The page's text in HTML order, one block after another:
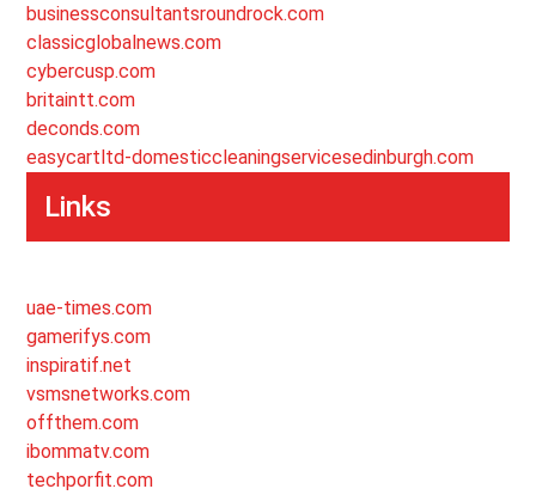
businessconsultantsroundrock.com
classicglobalnews.com
cybercusp.com
britaintt.com
deconds.com
easycartltd-domesticcleaningservicesedinburgh.com
Links
uae-times.com
gamerifys.com
inspiratif.net
vsmsnetworks.com
offthem.com
ibommatv.com
techporfit.com